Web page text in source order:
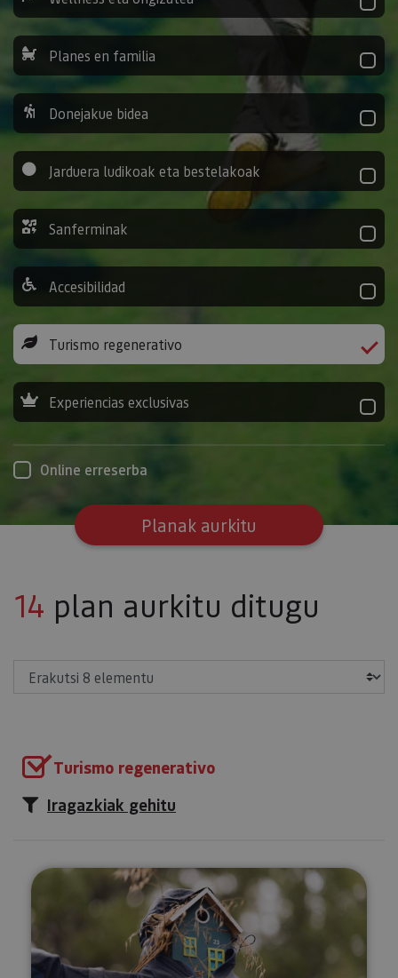
Planes en familia
Donejakue bidea
Jarduera ludikoak eta bestelakoak
Sanferminak
Accesibilidad
Turismo regenerativo
Experiencias exclusivas
Online erreserba
Planak aurkitu
14 plan aurkitu ditugu
Turismo regenerativo
Iragazkiak gehitu
Tximeleten ibilbidea Munetan